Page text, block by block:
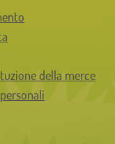
della merce